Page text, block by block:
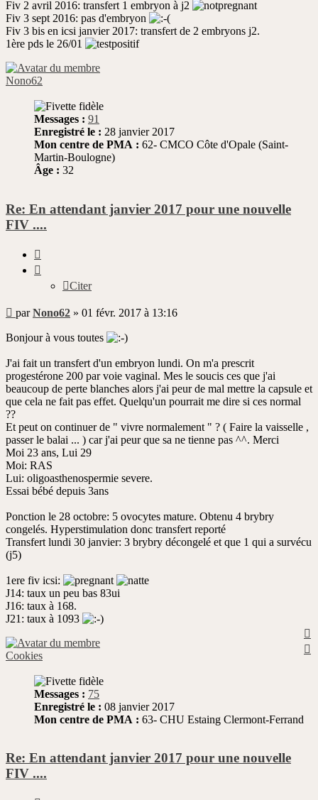
Fiv 2 avril 2016: transfert 1 embryon à j2
Fiv 3 sept 2016: pas d'embryon
Fiv 3 bis en icsi janvier 2017: transfert de 2 embryons j2.
1ère pds le 26/01
Nono62
Messages : 91
Enregistré le : 28 janvier 2017
Mon centre de PMA : 62- CMCO Côte d'Opale (Saint-
Martin-Boulogne)
Âge : 32
Re: En attendant janvier 2017 pour une nouvelle
FIV ....
Citer
Message
non
lu
parNono62 » 01 févr. 2017 à 13:16
Bonjour à vous toutes
J'ai fait un transfert d'un embryon lundi. On m'a prescrit
progestérone 200 par voie vaginal. Mes le soucis ces que j'ai
beaucoup de perte blanches alors j'ai peur de mal mettre la capsule et
que cela ne fait pas effet. Quelqu'un pourrait me dire si ces normal
??
Et peut on continuer de " vivre normalement " ? ( Faire la vaisselle ,
passer le balai ... ) car j'ai peur que sa ne tienne pas ^^. Merci
Moi 23 ans, Lui 29
Moi: RAS
Lui: oligoasthenospermie severe.
Essai bébé depuis 3ans
Ponction le 28 octobre: 5 ovocytes mature. Obtenu 4 brybry
congelés. Hyperstimulation donc transfert reporté
Transfert lundi 30 janvier: 3 brybry décongelé et que 1 qui a survécu
(j5)
1ere fiv icsi:
J14: taux un peu bas 83ui
J16: taux à 168.
J21: taux à 1093
Cookies
Messages : 75
Enregistré le : 08 janvier 2017
Mon centre de PMA : 63- CHU Estaing Clermont-Ferrand
Re: En attendant janvier 2017 pour une nouvelle
FIV ....